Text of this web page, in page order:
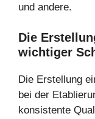
und andere.
Die
wichtiger
Die Erstellung
bei der
konsistente